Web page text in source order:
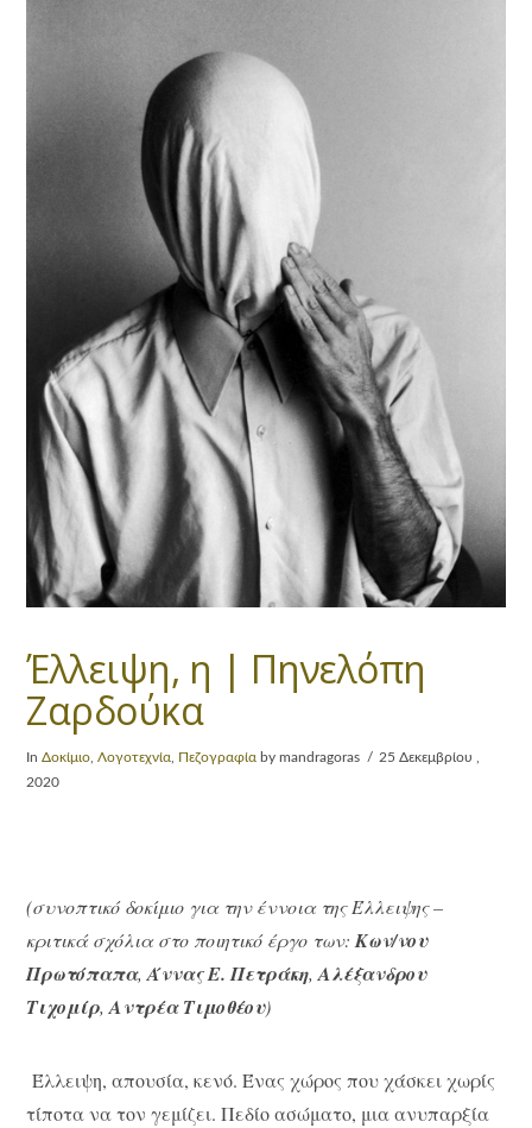
Έλλειψη, η | Πηνελόπη
Ζαρδούκα
InΔοκίμιο ,Λογοτεχνία Πεζογραφία by mandragoras
25 Δεκεμβρίου ,
2020
(συνοπτικό δοκίμιο για την έννοια της Έλλειψης –
κριτικά σχόλια στο ποιητικό έργο των: Κων/νου
Πρωτόπαπα,Άννας Ε. Πετράκη,Αλέξανδρου
Τιχομίρ,Αντρέα Τιμοθέου)
Έλλειψη, απουσία, κενό. Ένας χώρος που χάσκει χωρίς
τίποτα να τον γεμίζει. Πεδίο ασώματο, μια ανυπαρξία